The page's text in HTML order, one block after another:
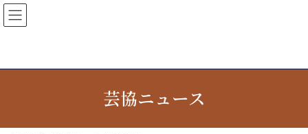
芸協ニュース